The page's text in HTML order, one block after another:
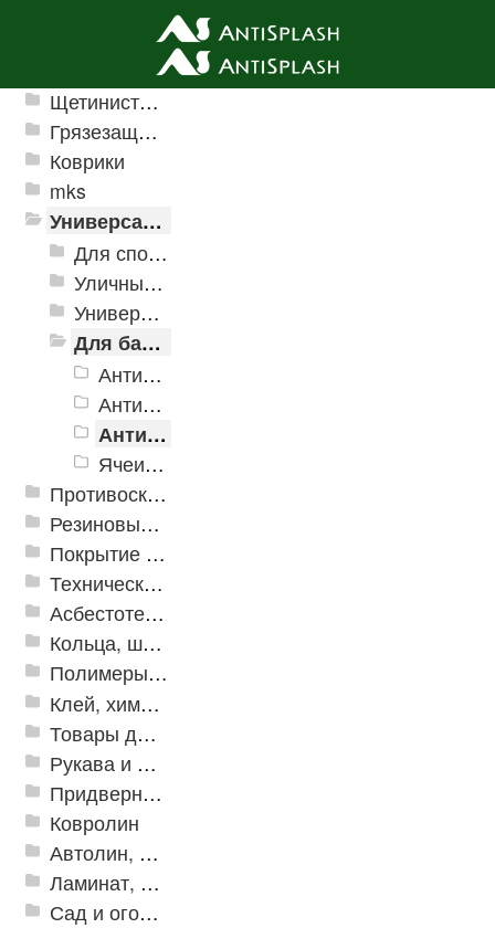
Ячеистые грязезащитные покрытия
Щетинистые покрытия
Грязезащитные, влаговпитывающие покрытия
Коврики
mks
Универсальные модульные покрытия
Для спортивных объектов
Уличные и грязезащитные покрытия
Универсальное напольное покрытие
Для бассейнов и аквапарков
Антискользящее дренажное покрытие Aqua
Антискользящее дренажное покрытие Aqua Marine
Антискользящее дренажное покрытие Aqua Stone
Ячеистые модульное покрытие Ultima
Противоскользящая защита для лестниц, профили, ленты
Резиновые и ПВХ дорожки
Покрытие из резиновой крошки
Техническая резина
Асбестотехнические и теплоизоляционные материалы
Кольца, шайбы, манжеты
Полимеры и пластики
Клей, химия, сопутствующие товары
Товары для дома
Рукава и шланги промышленные
Придверные решетки
Ковролин
Автолин, Транслин, Линолеум
Ламинат, Кварцвиниловая плитка SPC
Сад и огород